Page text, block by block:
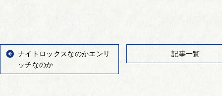
ナイトロックスなのかエンリ
ッチなのか
記事一覧